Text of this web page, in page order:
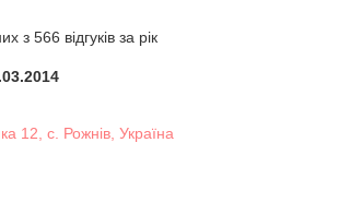
з 566 відгуків за рік
12, с. Рожнів, Україна